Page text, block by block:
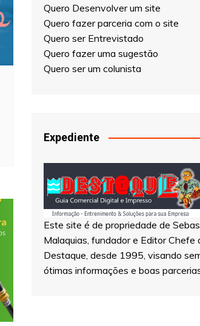
Quero Anunciar no Site
Quero Desenvolver um site
Quero fazer parceria com o site
Quero ser Entrevistado
Expediente
Este site é de propriedade de
Malaquias, fundador e Editor Chefe